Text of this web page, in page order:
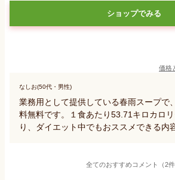
ショップでみる
価格
なしお(50代・男性)
業務用として提供している春雨スープで
料無料です。１食あたり53.71キロカロ
り、ダイエット中でもおススメできる内
全てのおすすめコメント（2件